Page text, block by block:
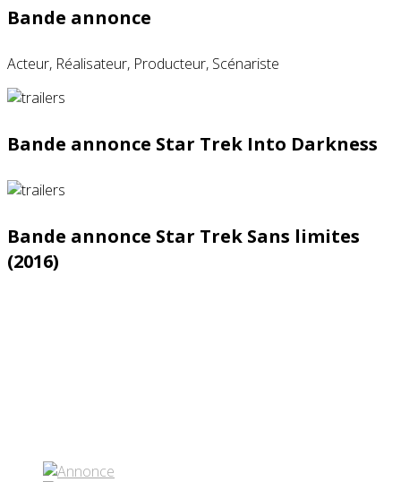
Bande annonce
Acteur, Réalisateur, Producteur, Scénariste
Bande annonce Star Trek Into Darkness
Bande annonce Star Trek Sans limites
(2016)